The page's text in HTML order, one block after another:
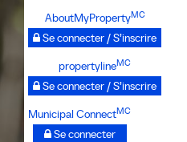
Passer
principal
AboutMyPropertyMC
Se connecter / S’inscrire
propertylineMC
Se connecter / S’inscrire
Municipal ConnectMC
Se connecter